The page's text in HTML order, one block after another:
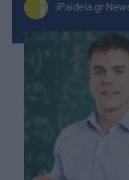
iPaideia.gr